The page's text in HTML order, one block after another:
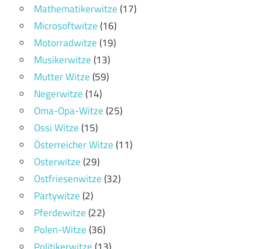
Mathematikerwitze(17)
Microsoftwitze(16)
Motorradwitze(19)
Musikerwitze(13)
Mutter Witze(59)
Negerwitze(14)
Oma-Opa-Witze(25)
Ossi Witze(15)
Österreicher Witze(11)
Osterwitze(29)
Ostfriesenwitze(32)
Partywitze(2)
Pferdewitze(22)
Polen-Witze(36)